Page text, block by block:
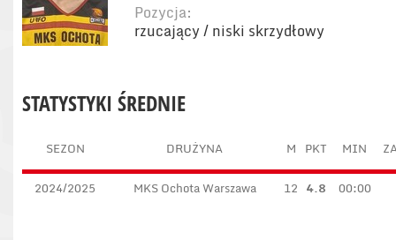
Pozycja:
rzucający / niski skrzydłowy
STATYSTYKI ŚREDNIE
SEZON DRUŻYNA M PKT MIN
2024/2025 MKS Ochota Warszawa 12 4.8 00:00